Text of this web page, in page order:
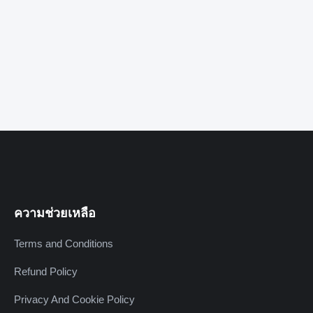
ความช่วยเหลือ
Terms and Conditions
Refund Policy
Privacy And Cookie Policy